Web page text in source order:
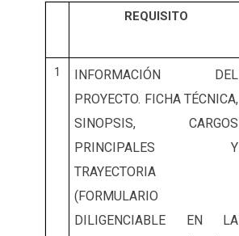
REQUISITO
1
INFORMACIÓN DEL
PROYECTO. FICHA TÉCNICA,
SINOPSIS, CARGOS
PRINCIPALES Y
TRAYECTORIA
(FORMULARIO
DILIGENCIABLE EN LA